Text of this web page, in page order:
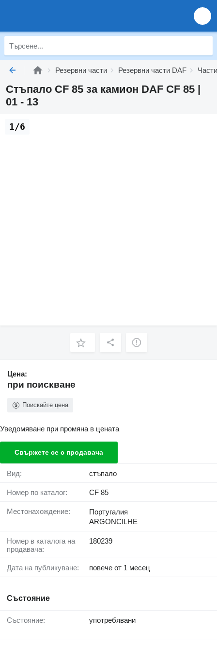
Резервни части Резервни части DAF
Стъпало CF 85 за камион DAF CF 85 |
01 - 13
1/6
Цена:
при поискване
Поискайте цена
Уведомяване при промяна в цената
Свържете се с продавача
Вид: стъпало
Номер по каталог: CF 85
Местонахождение:
Португалия
ARGONCILHE
Номер в каталога на
продавача:
180239
Дата на публикуване: повече от 1 месец
Състояние
Състояние: употребявани